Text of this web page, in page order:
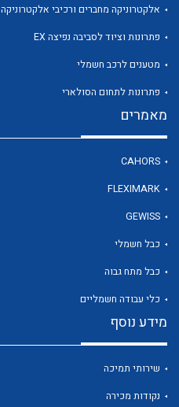
לכל מוצרי היצרן
אלקטרוניקה מחברים ורכיבי אלקטרוניקה
פתרונות וציוד לסביבה נפיצה EX
מטענים לרכב חשמלי
פתרונות לתחום הסולארי
מאמרים
CAHORS
FLEXIMARK
GEWISS
כבל חשמלי
כבל מתח גבוה
כלי עבודה חשמליים
מידע נוסף
שירותי תמיכה
נקודות מכירה